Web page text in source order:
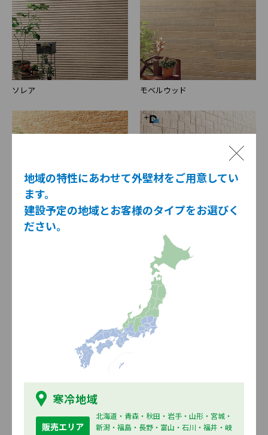
地域の特性にあわせて外壁材をご用意してい
ます。
建設予定の地域とお客様のタイプをお選びく
ださい。
寒冷地域
販売エリア
北海道・青森・秋田・岩手・山形・宮城・
新潟・福島・長野・富山・石川・福井・岐
ソレア モベルウッド
ラシュリーズ バークリー
ソラニティー